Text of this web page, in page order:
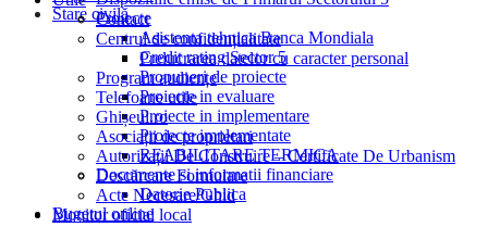
Stare civilă
Proiecte
Asistenta tehnica Banca Mondiala
Credit rating Sector 5
Propuneri de proiecte
Proiecte in evaluare
Proiecte in implementare
Proiecte implementate
REABILITARE TERMICA
Documente si informatii financiare
Datorie Publica
Bugetul online
Contact
Centrul de confidențialitate
Prelucrarea datelor cu caracter personal
Program audiențe
Telefoane utile
Ghișeul.ro
Asociații de proprietari
Autorizații De Construire – Certificate De Urbanism
Descărcare Formulare
Acte Necesare/Ghid
Monitor oficial local